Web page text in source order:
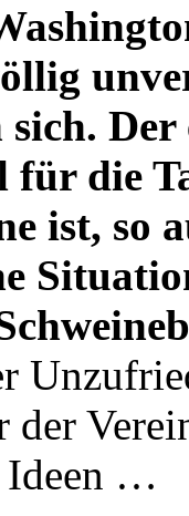
Der
die
ist, so
der
Ideen …